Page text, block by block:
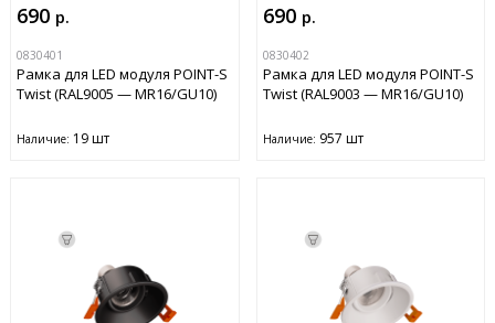
690 р.
0830401
Рамка для LED модуля POINT-S
Twist (RAL9005 — MR16/GU10)
Наличие: 19 шт
690 р.
0830402
Рамка для LED модуля POINT-S
Twist (RAL9003 — MR16/GU10)
Наличие: 957 шт